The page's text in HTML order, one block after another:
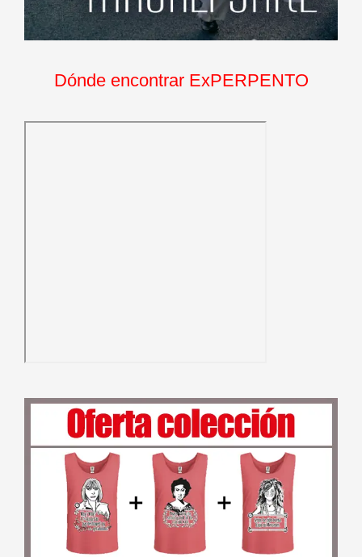
Dónde encontrar ExPERPENTO